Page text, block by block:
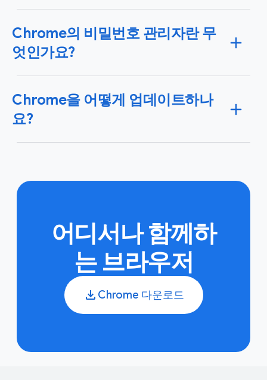
에서 사용 중인 기기에 맞는 안내를 확인해 보세요.
관리를 지원합니다. 안전 확인을 사용하여 유출된 비밀
번호, 세이프 브라우징 상태, 사용 가능한 Chrome 업데
이트를 바로 검사해 보세요.
능 자세히 알아보기
Chrome의 비밀번호 관리자란 무
엇인가요?
인에서 비밀번호를 손쉽게 저장, 관리, 보호할 수 있습니
다. 또한 사용 중인 모든 계정에 안전하고 고유한 비밀번
호를 만들 수 있습니다.
알아보기
Chrome을 어떻게 업데이트하나
요?
를 닫지 않은 경우 대기 중인 업데이트가 표시될 수도 있
습니다.
어디서나 함께하
는 브라우저
Chrome 다운로드